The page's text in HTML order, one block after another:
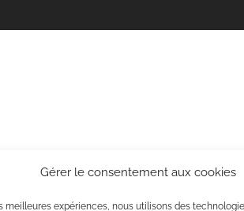
Gérer le consentement aux cookies
meilleures expériences, nous utilisons des